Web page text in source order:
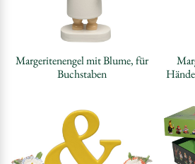
Margeritenengel mit Blume, für
Buchstaben